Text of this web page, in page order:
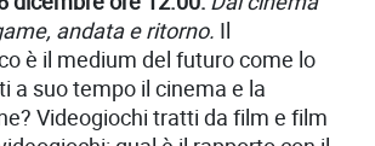
andata e ritorno. Il
è il medium del futuro come lo
a suo tempo il cinema e la
Videogiochi tratti da film e film